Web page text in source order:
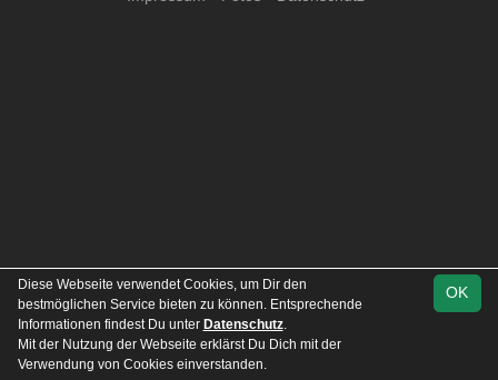
OK
Diese Webseite verwendet Cookies, um Dir den
bestmöglichen Service bieten zu können. Entsprechende
Informationen findest Du unter Datenschutz.
Mit der Nutzung der Webseite erklärst Du Dich mit der
Verwendung von Cookies einverstanden.